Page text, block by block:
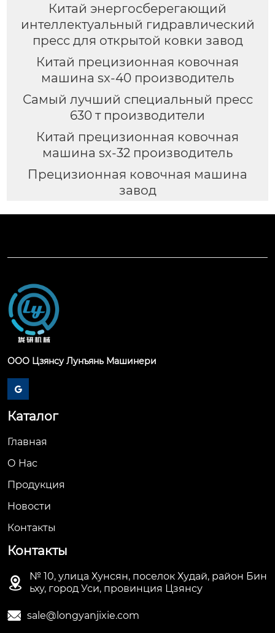
Китай энергосберегающий
интеллектуальный гидравлический
пресс для открытой ковки завод
Китай прецизионная ковочная
машина sx-40 производитель
Самый лучший специальный пресс
630 т производители
Китай прецизионная ковочная
машина sx-32 производитель
Прецизионная ковочная машина
завод
ООО Цзянсу Лунъянь Машинери

Каталог
Главная
О Hас
Продукция
Новости
Контакты
Контакты

№ 10, улица Хунсян, поселок Худай, район Бин
ьху, город Уси, провинция Цзянсу
 sale@longyanjixie.com